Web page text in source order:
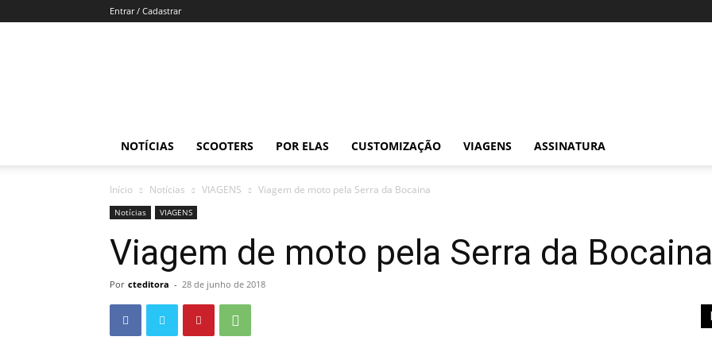
Entrar / Cadastrar
NOTÍCIAS SCOOTERS POR ELAS CUSTOMIZAÇÃO VIAGENS ASSINATURA
Início Notícias VIAGENS Viagem de moto pela Serra da Bocaina
Notícias VIAGENS
Viagem de moto pela Serra da Bocaina
Por cteditora - 28 de junho de 2018